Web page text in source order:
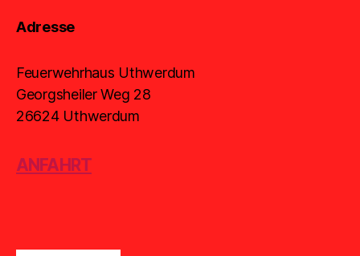
Adresse
Feuerwehrhaus Uthwerdum
Georgsheiler Weg 28
26624 Uthwerdum
ANFAHRT